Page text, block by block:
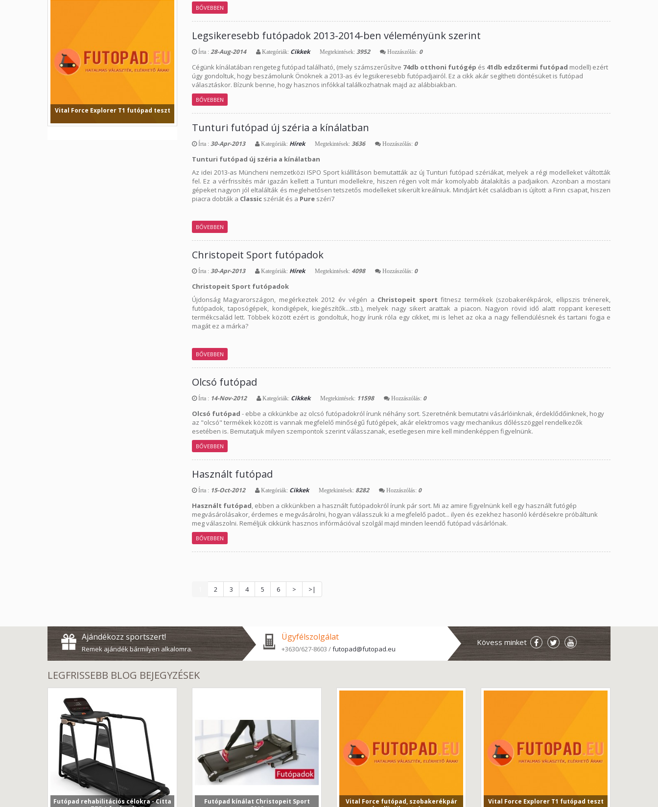
Vital Force Explorer T1 futópad teszt
BŐVEBBEN
Legsikeresebb futópadok 2013-2014-ben véleményünk szerint
Írta : 28-Aug-2014 Kategóriák: Cikkek Megtekintések: 3952 Hozzászólás: 0
Cégünk kínálatában rengeteg futópad található, (mely számszerűsítve 74db otthoni futógép és 41db edzőtermi futópad modell) ezért
úgy gondoltuk, hogy beszámolunk Önöknek a 2013-as év legsikeresebb futópadjairól. Ez a cikk akár segítheti döntésüket is futópad
választáskor. Bízunk benne, hogy hasznos infókkal találkozhatnak majd az alábbiakban.
BŐVEBBEN
Tunturi futópad új széria a kínálatban
Írta : 30-Apr-2013 Kategóriák: Hírek Megtekintések: 3636 Hozzászólás: 0
Tunturi futópad új széria a kínálatban
Az idei 2013-as Müncheni nemzetközi ISPO Sport kiállításon bemutatták az új Tunturi futópad szériákat, melyek a régi modelleket váltották
fel. Ez a vérfrissítés már igazán kellett a Tunturi modellekre, hiszen régen volt már komolyabb átalakítás a padjaikon. Azonban a mostani
gépeket nagyon jól eltalálták és meglehetősen tetszetős modelleket sikerült kreálniuk. Mindjárt két családban is újított a Finn csapat, hiszen
piacra dobták a Classic szériát és a Pure széri7
BŐVEBBEN
Christopeit Sport futópadok
Írta : 30-Apr-2013 Kategóriák: Hírek Megtekintések: 4098 Hozzászólás: 0
Christopeit Sport futópadok
Újdonság Magyarországon, megérkeztek 2012 év végén a Christopeit sport fitnesz termékek (szobakerékpárok, ellipszis trénerek,
futópadok, taposógépek, kondigépek, kiegészítők...stb.), melyek nagy sikert arattak a piacon. Nagyon rövid idő alatt roppant keresett
termékcsalád lett. Többek között ezért is gondoltuk, hogy írunk róla egy cikket, mi is lehet az oka a nagy fellendülésnek és tartani fogja e
magát ez a márka?
BŐVEBBEN
Olcsó futópad
Írta : 14-Nov-2012 Kategóriák: Cikkek Megtekintések: 11598 Hozzászólás: 0
Olcsó futópad - ebbe a cikkünkbe az olcsó futópadokról írunk néhány sort. Szeretnénk bemutatni vásárlóinknak, érdeklődőinknek, hogy
az "olcsó" termékek között is vannak megfelelő minőségű futógépek, akár elektromos vagy mechanikus dőlésszöggel rendelkezők
esetében is. Bemutatjuk milyen szempontok szerint válasszanak, esetlegesen mire kell mindenképpen figyelnünk.
BŐVEBBEN
Használt futópad
Írta : 15-Oct-2012 Kategóriák: Cikkek Megtekintések: 8282 Hozzászólás: 0
Használt futópad, ebben a cikkünkben a használt futópadokról írunk pár sort. Mi az amire figyelnünk kell egy használt futógép
megvásárolásakor, érdemes e megvásárolni, hogyan válasszuk ki a megfelelő padot... ilyen és ezekhez hasonló kérdésekre próbáltunk
meg válaszolni. Reméljük cikkünk hasznos infórmációval szolgál majd minden leendő futópad vásárlónak.
BŐVEBBEN
2 3 4 5 6 > >|
Ajándékozz sportszert!
Remek ajándék bármilyen alkalomra.
Ügyfélszolgálat
+3630/627-8603 /futopad@futopad.eu
Kövess minket
LEGFRISSEBB BLOG BEJEGYZÉSEK
Futópad rehabilitációs célokra - Citta
Futópad kínálat Christopeit Sport
Vital Force futópad, szobakerékpár
Vital Force Explorer T1 futópad teszt